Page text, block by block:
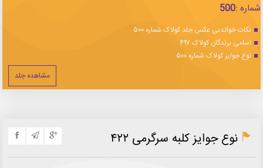
شماره :500
نکات خواندنی عکس جلد کولاک شماره ۵۰۰
اسامی برندگان کولاک ۴۹۷
نوع جوایز کولاک شماره ۵۰۰
مشاهده جلد
نوع جوایز کلبه سرگرمی ۴۲۲